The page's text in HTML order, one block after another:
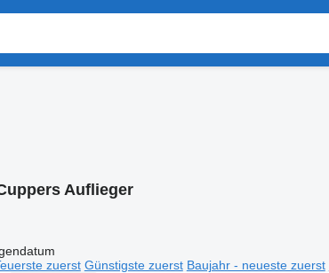
Auflieger
zuerst Günstigste zuerst Baujahr - neueste zuerst